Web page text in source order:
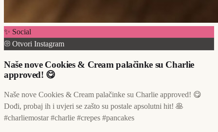
✨ Social
Otvori Instagram
Naše nove Cookies & Cream palačinke su Charlie
approved! 😋
Naše nove Cookies & Cream palačinke su Charlie approved! 😋
Dođi, probaj ih i uvjeri se zašto su postale apsolutni hit! 🥞
#charliemostar #charlie #crepes #pancakes